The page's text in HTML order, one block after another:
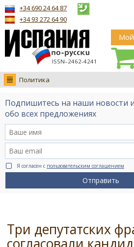
ISSN–2462-4241
+34 690 24 64 87
+34 93 272 64 90
Мой
Политика
Новости
Интервью
Видео Ruso.TV
BCN life
Сервис на немецком
Подпишитесь на наши новости
обо всех предложениях
Я согласен с пользовательским соглашением
Отправить
Три депутатских